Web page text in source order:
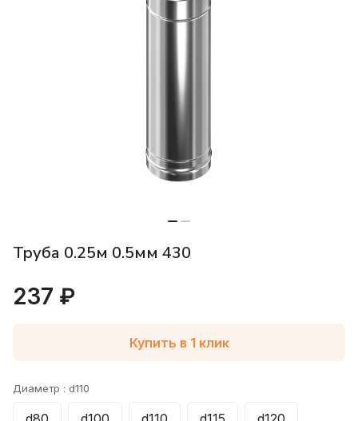
Труба 0.25м 0.5мм 430
237 ₽
Купить в 1 клик
Диаметр : d110